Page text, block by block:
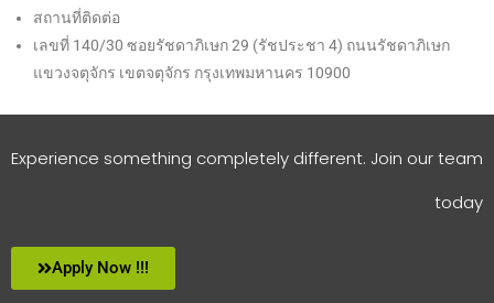
สถานที่ติดต่อ
เลขที่ 140/30 ซอยรัชดาภิเษก 29 (รัชประชา 4) ถนนรัชดาภิเษก
แขวงจตุจักร เขตจตุจักร กรุงเทพมหานคร 10900
Experience something completely different. Join our team
today
Apply Now !!!